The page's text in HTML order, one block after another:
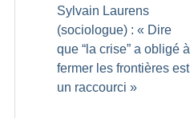
Sylvain Laurens
(sociologue) : « Dire
que “la crise” a obligé à
fermer les frontières est
un raccourci »